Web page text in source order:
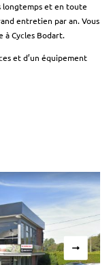
longtemps et en toute
entretien par an. Vous
Cycles Bodart.
et d’un équipement